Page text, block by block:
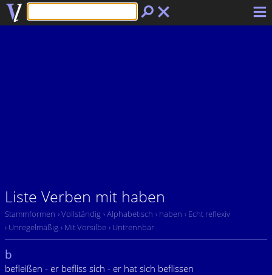
Liste Verben mit haben
Stammformen › Vollständig › Alphabetisch › haben › Echt reflexiv
› Unregelmäßig › Mit Vorsilbe › Untrennbar
b
befleißen - er befliss sich - er hat sich beflissen